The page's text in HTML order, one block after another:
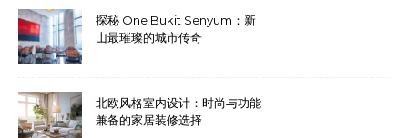
探秘 One Bukit Senyum：新
山最璀璨的城市传奇
北欧风格室内设计：时尚与功能
兼备的家居装修选择